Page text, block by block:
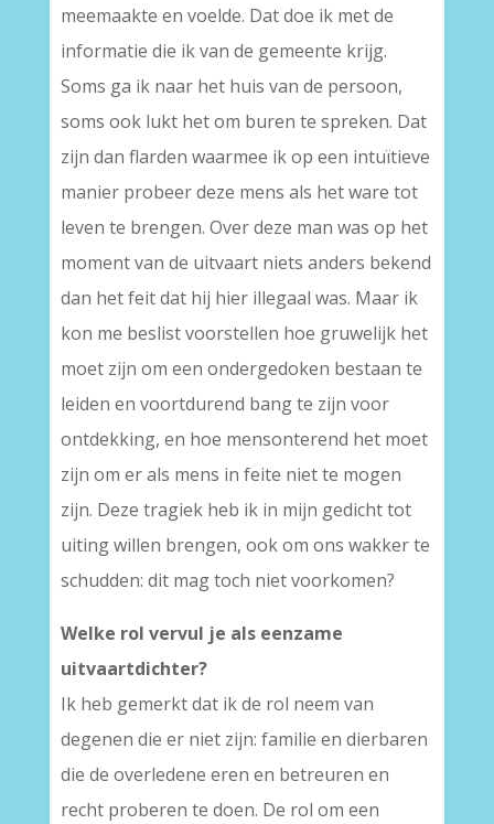
meemaakte en voelde. Dat doe ik met de
informatie die ik van de gemeente krijg.
Soms ga ik naar het huis van de persoon,
soms ook lukt het om buren te spreken. Dat
zijn dan flarden waarmee ik op een intuïtieve
manier probeer deze mens als het ware tot
leven te brengen. Over deze man was op het
moment van de uitvaart niets anders bekend
dan het feit dat hij hier illegaal was. Maar ik
kon me beslist voorstellen hoe gruwelijk het
moet zijn om een ondergedoken bestaan te
leiden en voortdurend bang te zijn voor
ontdekking, en hoe mensonterend het moet
zijn om er als mens in feite niet te mogen
zijn. Deze tragiek heb ik in mijn gedicht tot
uiting willen brengen, ook om ons wakker te
schudden: dit mag toch niet voorkomen?
Welke rol vervul je als eenzame
uitvaartdichter?
Ik heb gemerkt dat ik de rol neem van
degenen die er niet zijn: familie en dierbaren
die de overledene eren en betreuren en
recht proberen te doen. De rol om een